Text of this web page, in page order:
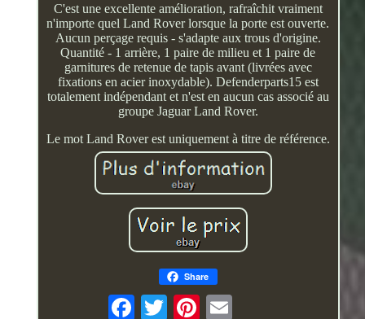
C'est une excellente amélioration, rafraîchit vraiment
n'importe quel Land Rover lorsque la porte est ouverte.
Aucun perçage requis - s'adapte aux trous d'origine.
Quantité - 1 arrière, 1 paire de milieu et 1 paire de
garnitures de retenue de tapis avant (livrées avec
fixations en acier inoxydable). Defenderparts15 est
totalement indépendant et n'est en aucun cas associé au
groupe Jaguar Land Rover.
Le mot Land Rover est uniquement à titre de référence.
Share